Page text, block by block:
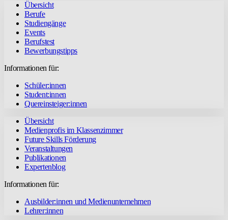
Übersicht
Berufe
Studiengänge
Events
Berufstest
Bewerbungstipps
Informationen für:
Schüler:innen
Student:innen
Quereinsteiger:innen
Übersicht
Medienprofis im Klassenzimmer
Future Skills Förderung
Veranstaltungen
Publikationen
Expertenblog
Informationen für:
Ausbilder:innen und Medienunternehmen
Lehrer:innen